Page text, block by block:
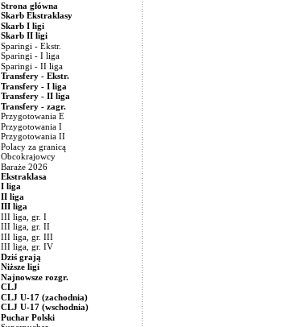
Strona główna
Skarb Ekstraklasy
Skarb I ligi
Skarb II ligi
Sparingi - Ekstr.
Sparingi - I liga
Sparingi - II liga
Transfery - Ekstr.
Transfery - I liga
Transfery - II liga
Transfery - zagr.
Przygotowania E
Przygotowania I
Przygotowania II
Polacy za granicą
Obcokrajowcy
Baraże 2026
Ekstraklasa
I liga
II liga
III liga
III liga, gr. I
III liga, gr. II
III liga, gr. III
III liga, gr. IV
Dziś grają
Niższe ligi
Najnowsze rozgr.
CLJ
CLJ U-17 (zachodnia)
CLJ U-17 (wschodnia)
Puchar Polski